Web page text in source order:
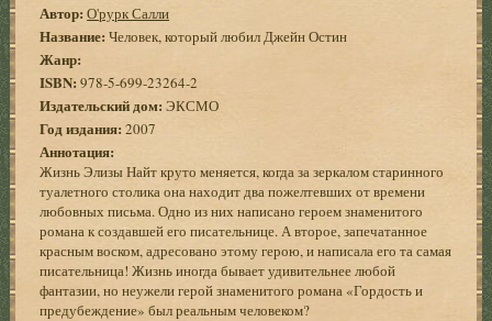
Автор: О'рурк Салли
Название: Человек, который любил Джейн Остин
Жанр:
ISBN: 978-5-699-23264-2
Издательский дом: ЭКСМО
Год издания: 2007
Аннотация:
Жизнь Элизы Найт круто меняется, когда за зеркалом старинного
туалетного столика она находит два пожелтевших от времени
любовных письма. Одно из них написано героем знаменитого
романа к создавшей его писательнице. А второе, запечатанное
красным воском, адресовано этому герою, и написала его та самая
писательница! Жизнь иногда бывает удивительнее любой
фантазии, но неужели герой знаменитого романа «Гордость и
предубеждение» был реальным человеком?